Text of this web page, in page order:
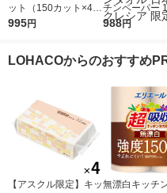
ット（150カット×4ロ
ール×2） スコッティ
995円
チンペーパー
（200組×4）ス
タオル 日本製
988円
LOHACOからのおすすめ
【アスクル限定】キッ無漂白キッチ